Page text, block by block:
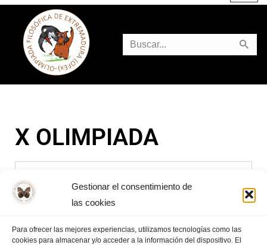
Gestionar el consentimiento de
las cookies
Para ofrecer las mejores experiencias, utilizamos tecnologías como las
cookies para almacenar y/o acceder a la información del dispositivo. El
X OLIMPIADA